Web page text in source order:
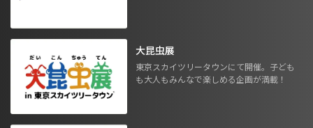
大昆虫展
東京スカイツリータウンにて開催。子ども
も大人もみんなで楽しめる企画が満載！